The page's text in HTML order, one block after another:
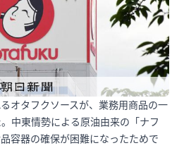
オタフクソースが、業務用商品の一
中東情勢による原油由来の「ナフ
容器の確保が困難になったためで